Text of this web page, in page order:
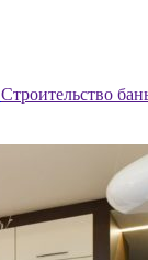
Строительство